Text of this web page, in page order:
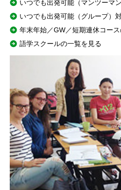
いつでも出発可能（マンツーマ
いつでも出発可能（グループ）
年末年始／GW／短期連休コー
語学スクールの一覧を見る